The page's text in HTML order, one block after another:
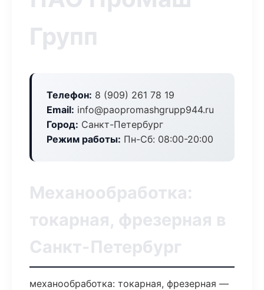
Групп
Телефон: 8 (909) 261 78 19
Email: info@paopromashgrupp944.ru
Город: Санкт-Петербург
Режим работы: Пн-Сб: 08:00-20:00
Механообработка:
токарная, фрезерная в
Санкт-Петербург
механообработка: токарная, фрезерная —